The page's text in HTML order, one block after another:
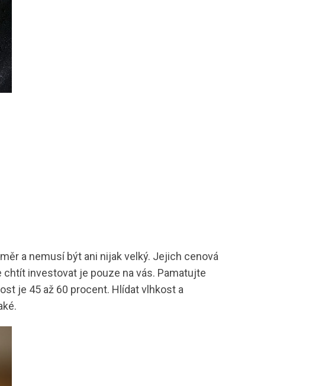
a nemusí být ani nijak velký. Jejich cenová
chtít investovat je pouze na vás. Pamatujte
je 45 až 60 procent. Hlídat vlhkost a